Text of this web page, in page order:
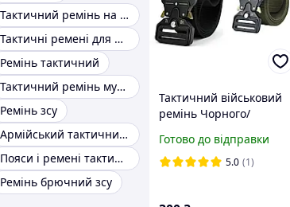
Тактичний ремінь на липучці
Тактичні ремені для штанів
Ремінь тактичний
Тактичний ремінь мультикам
Ремінь зсу
Армійський тактичний ремінь
Пояси і ремені тактичні військові
Ремінь брючний зсу
Тактичний військовий
ремінь Чорного/
120см
Готово до відправки
5.0 (1)